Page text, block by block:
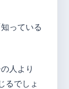
っている
人より
るでしょ